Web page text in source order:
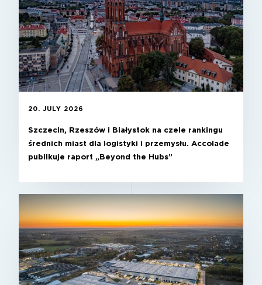
20. JULY 2026
Szczecin, Rzeszów i Białystok na czele rankingu
średnich miast dla logistyki i przemysłu. Accolade
publikuje raport „Beyond the Hubs”